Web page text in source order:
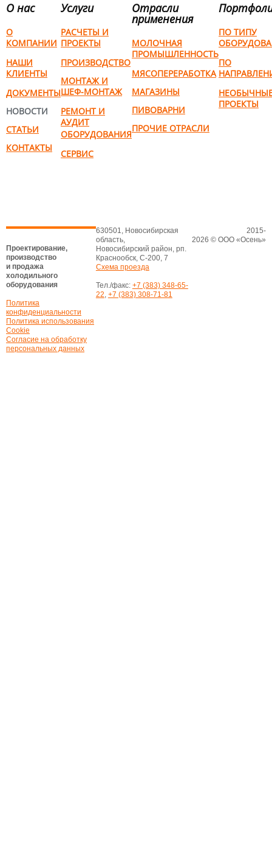
О нас
О
КОМПАНИИ
НАШИ
КЛИЕНТЫ
ДОКУМЕНТЫ
НОВОСТИ
СТАТЬИ
КОНТАКТЫ
Услуги
РАСЧЕТЫ И
ПРОЕКТЫ
ПРОИЗВОДСТВО
МОНТАЖ И
ШЕФ-МОНТАЖ
РЕМОНТ И
АУДИТ
ОБОРУДОВАНИЯ
СЕРВИС
Отрасли
применения
МОЛОЧНАЯ
ПРОМЫШЛЕННОСТЬ
МЯСОПЕРЕРАБОТКА
МАГАЗИНЫ
ПИВОВАРНИ
ПРОЧИЕ ОТРАСЛИ
ПО ТИПУ
ПО
ПРОЕКТЫ
Проектирование,
производство
и продажа
холодильного
оборудования
Политика
конфиденциальности
Политика использования
Cookie
Согласие на обработку
персональных данных
630501, Новосибирская
область,
Новосибирский район, рп.
Краснообск, С-200, 7
Схема проезда
Тел./факс: +7 (383) 348-65-
22, +7 (383) 308-71-81
2015-
2026 © ООО «Осень»